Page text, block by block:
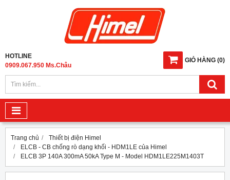
GIỎ HÀNG (0)
HOTLINE
0909.067.950 Ms.Châu
Trang chủ
Thiết bị điện Himel
ELCB - CB chống rò dạng khối - HDM1LE của Himel
ELCB 3P 140A 300mA 50kA Type M - Model HDM1LE225M1403T